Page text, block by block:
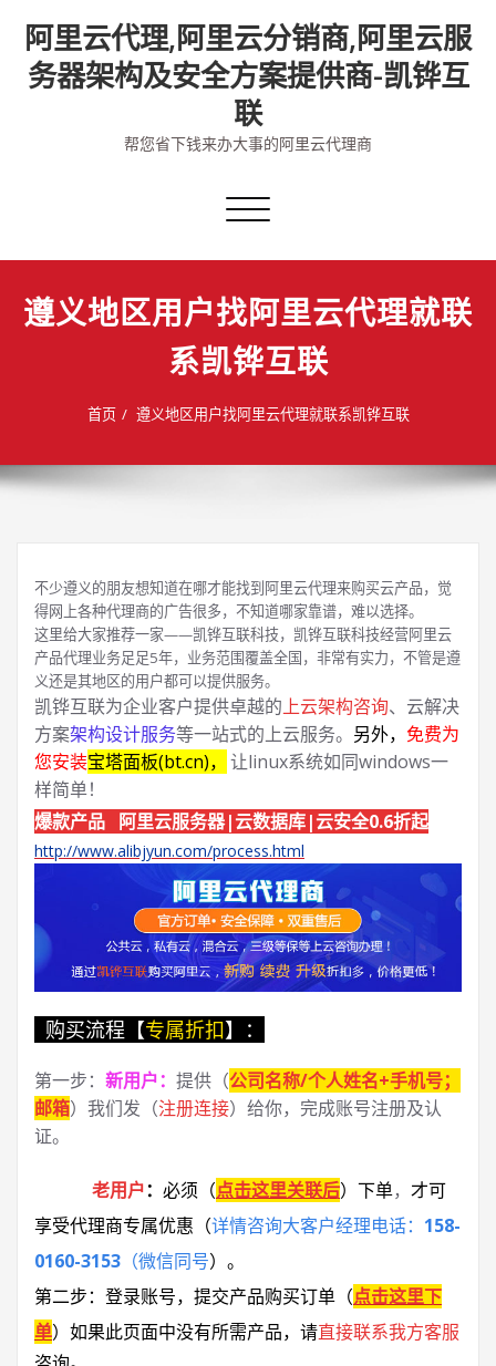
content
阿里云代理,阿里云分销商,阿里云服
务器架构及安全方案提供商-凯铧互
联
帮您省下钱来办大事的阿里云代理商
切
导
遵义地区用户找阿里云代理就联
系凯铧互联
首页 遵义地区用户找阿里云代理就联系凯铧互联
不少遵义的朋友想知道在哪才能找到阿里云代理来购买云产品，觉
得网上各种代理商的广告很多，不知道哪家靠谱，难以选择。
这里给大家推荐一家——凯铧互联科技，凯铧互联科技经营阿里云
产品代理业务足足5年，业务范围覆盖全国，非常有实力，不管是遵
义还是其地区的用户都可以提供服务。
凯铧互联为企业客户提供卓越的上云架构咨询、云解决
方案架构设计服务等一站式的上云服务。 另外， 免费为
您安装宝塔面板(bt.cn)， 让linux系统如同windows一
样简单！
爆款产品 阿里云服务器|云数据库|云安全0.6折起
http://www.alibjyun.com/process.html
购买流程【专属折扣】：
第一步： 新用户： 提供（公司名称/个人姓名+手机号；
邮箱）我们发（注册连接）给你，完成账号注册及认
证。
老用户： 必须 （点击这里关联后） 下单， 才可
享受代理商专属优惠 （详情咨询大客户经理电话： 158-
0160-3153 （微信同号） 。
第二步：登录账号，提交产品购买订单（点击这里下
单） 如果此页面中没有所需产品，请直接联系我方客服